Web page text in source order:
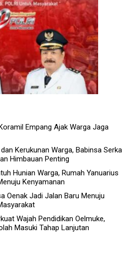
Sosial, Alumni SMNU 4
Bantu Pembangunan RTLH Warga
Empang Ajak Warga Jaga
Kerukunan Warga, Babinsa Serka
Himbauan Penting
Hunian Warga, Rumah Yanuarius
Kenyamanan
Oenak Jadi Jalan Baru Menuju
Wajah Pendidikan Oelmuke,
Masuki Tahap Lanjutan